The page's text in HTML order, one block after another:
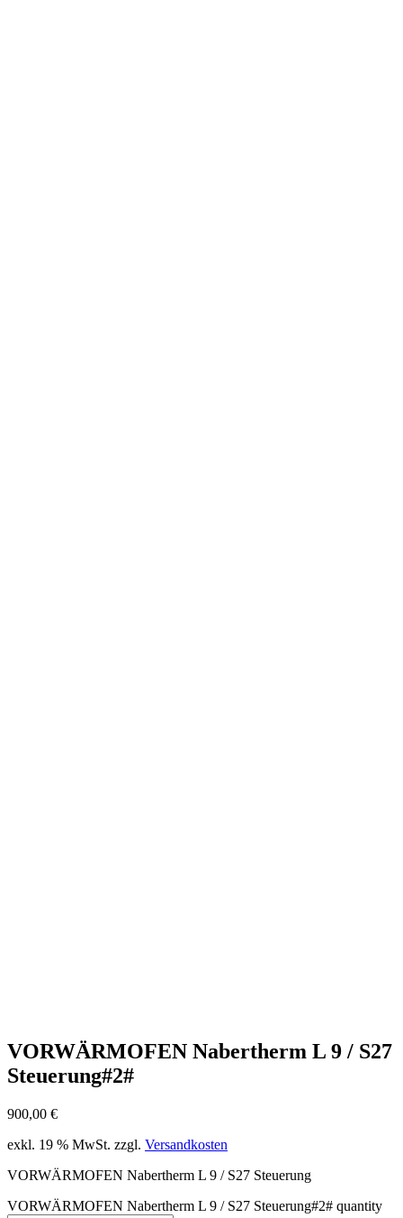
VORWÄRMOFEN Nabertherm L 9 / S27
Steuerung#2#
900,00 €
exkl. 19 % MwSt. zzgl. Versandkosten
VORWÄRMOFEN Nabertherm L 9 / S27 Steuerung
VORWÄRMOFEN Nabertherm L 9 / S27 Steuerung#2# quantity